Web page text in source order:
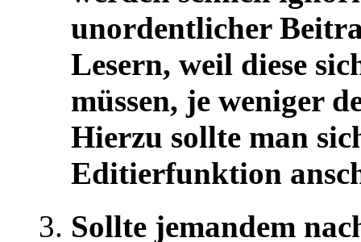
unordentlicher
Lesern, weil diese
müssen, je weniger
Hierzu sollte man
Editierfunktion
Sollte jemandem